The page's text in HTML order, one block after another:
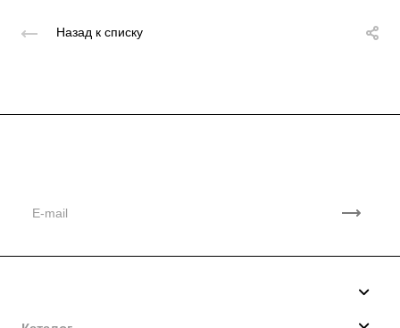
Назад к списку